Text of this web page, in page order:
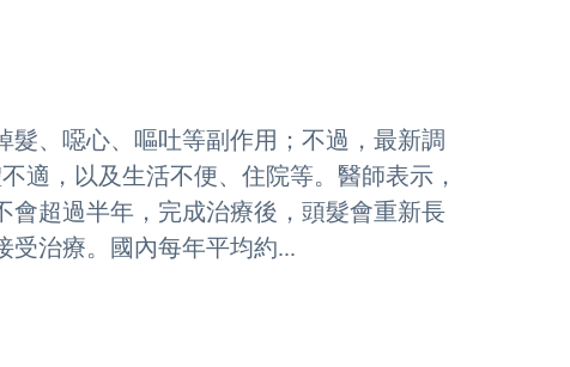
、噁心、嘔吐等副作用；不過，最新調
適，以及生活不便、住院等。醫師表示，
會超過半年，完成治療後，頭髮會重新長
受治療。國內每年平均約...